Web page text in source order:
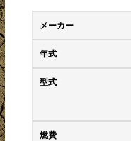
メーカー
年式
型式
燃費